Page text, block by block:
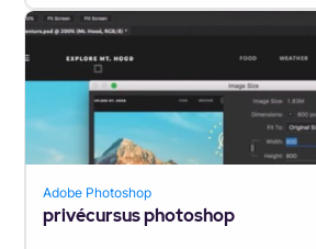
Adobe Photoshop
privécursus photoshop